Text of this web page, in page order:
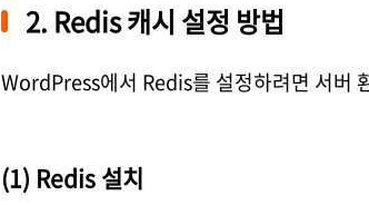
2. Redis 캐시 설정 방법
WordPress에서 Redis를 설정하려면 서버
(1) Redis 설치